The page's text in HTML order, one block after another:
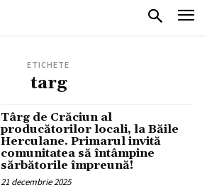
ETICHETE
targ
Târg de Crăciun al
producătorilor locali, la Băile
Herculane. Primarul invită
comunitatea să întâmpine
sărbătorile împreună!
21 decembrie 2025